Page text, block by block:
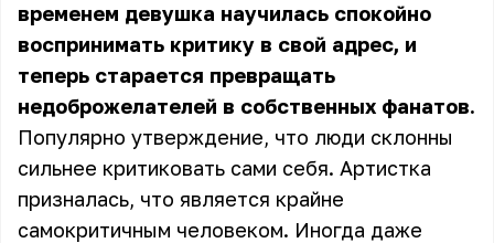
временем девушка научилась спокойно
воспринимать критику в свой адрес, и
теперь старается превращать
недоброжелателей в собственных фанатов.
Популярно утверждение, что люди склонны
сильнее критиковать сами себя. Артистка
призналась, что является крайне
самокритичным человеком. Иногда даже